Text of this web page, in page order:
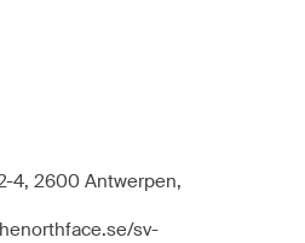
4, 2600 Antwerpen,
sv-